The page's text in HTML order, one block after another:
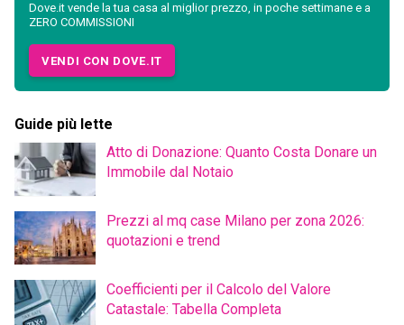
Dove.it vende la tua casa al miglior prezzo, in poche settimane e a
ZERO COMMISSIONI
VENDI CON DOVE.IT
Guide più lette
Atto di Donazione: Quanto Costa Donare un
Immobile dal Notaio
Prezzi al mq case Milano per zona 2026:
quotazioni e trend
Coefficienti per il Calcolo del Valore
Catastale: Tabella Completa